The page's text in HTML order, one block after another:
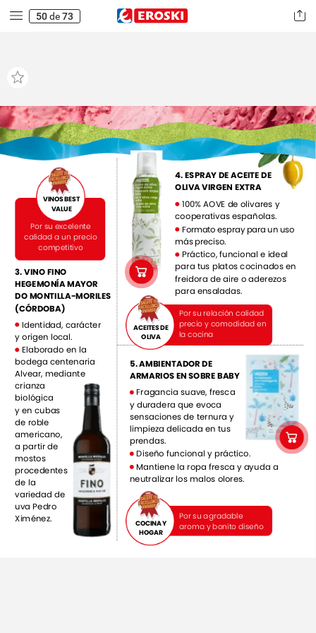
50de73
100% AOVE de olivares y
cooperativasespañolas.
Formatoespraypara unuso
máspreciso.
Práctico, funcional e ideal
para tus platos cocinadosen
freidora deaire oaderezos
para ensaladas.
Fragancia suave, fresca
y duradera que evoca
sensaciones de ternura y
limpieza delicada en tus
prendas.
Diseño funcional y práctico.
Mantienela ropa fresca y ayuda a
neutralizarlosmalos olores.
4.ESPRAYDEACEITEDE
OLIVAVIRGEN EXTRA
5.AMBIENTADOR DE
ARMARIOSENSOBREBABY
3.VINOFINO
HEGEMONÍAMAYOR
DOMONTILLA-MORILES
(CÓRDOBA)
Identidad, carácter
yorigen local.
Elaborado en la
bodega centenaria
Alvear, mediante
crianza
biológica
yen cubas
de roble
americano,
a partirde
mostos
procedentes
de la
variedad de
uva Pedro
Ximénez.
Porsu relación calidad
precio y comodidad en
la cocina
ACEITESDE
OLIVA
Porsu agradable
aroma ybonito diseño
COCINAY
HOGAR
Por su excelente
calidad a un precio
competitivo
VINOSBEST
VALUE